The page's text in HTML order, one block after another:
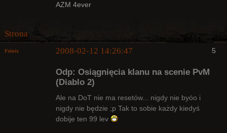
AZM 4ever
Strona
5
Foinix 2008-02-12 14:26:47
Odp: Osiągnięcia klanu na scenie PvM
(Diablo 2)
Ale na DoT nie ma resetów... nigdy nie byóo i
nigdy nie będzie ;p Tak to sobie każdy kiedyś
dobije ten 99 lev